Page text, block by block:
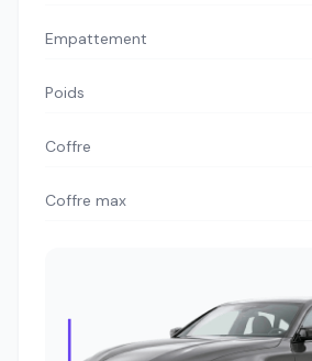
Empattement
Poids
Coffre
Coffre max